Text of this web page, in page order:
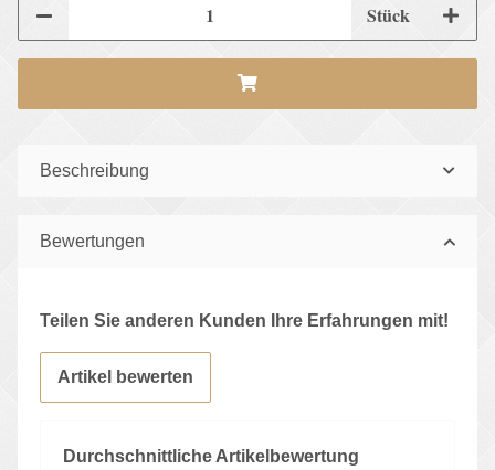
Stück
Beschreibung
Bewertungen
Durchschnittliche Artikelbewertung
Teilen Sie anderen Kunden Ihre Erfahrungen mit!
Artikel bewerten